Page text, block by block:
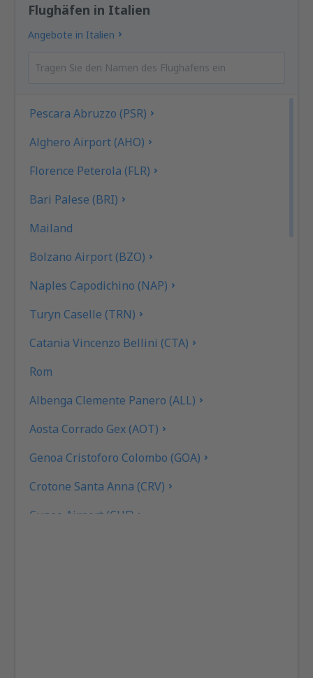
Flughäfen in Italien
Angebote in Italien
Pescara Abruzzo (PSR)
Alghero Airport (AHO)
Florence Peterola (FLR)
Bari Palese (BRI)
Mailand
Bolzano Airport (BZO)
Naples Capodichino (NAP)
Turyn Caselle (TRN)
Catania Vincenzo Bellini (CTA)
Rom
Albenga Clemente Panero (ALL)
Aosta Corrado Gex (AOT)
Genoa Cristoforo Colombo (GOA)
Crotone Santa Anna (CRV)
Cuneo Airport (CUF)